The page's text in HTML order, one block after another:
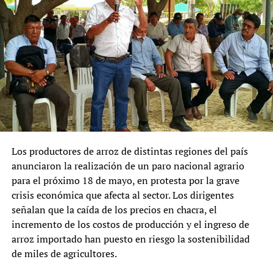
espacio a un frente fragmentado y sin liderazgo legítimo.
Más que una apuesta ideológica, la maniobra parece una
retirada táctica para evitar hundirse con una coalición
fallida.
¿Una izquierda sin pueblo?
La izquierda limeña —en la práctica, funcional al capital
— carga con una paradoja: pretende hablar en nombre
proclama portavoz del cambio estructural, pero sigue
atrapada en ONGs, aparatos estatales, universidades y
consultoras, sin generar cuadros con conciencia de clase
ni estructuras populares en barrios, comunidades o
sindicatos.
Ante esta desconexión, sectores populares menos
ideologizados miran hacia otras opciones —desde el
Los productores de arroz de distintas regiones del país
anunciaron la realización de un paro nacional agrario
para el próximo 18 de mayo, en protesta por la grave
crisis económica que afecta al sector. Los dirigentes
señalan que la caída de los precios en chacra, el
incremento de los costos de producción y el ingreso de
arroz importado han puesto en riesgo la sostenibilidad
de miles de agricultores.